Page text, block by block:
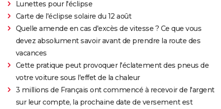
Lunettes pour l'éclipse
Carte de l'éclipse solaire du 12 août
Quelle amende en cas d'excès de vitesse ? Ce que vous
devez absolument savoir avant de prendre la route des
vacances
Cette pratique peut provoquer l'éclatement des pneus de
votre voiture sous l'effet de la chaleur
3 millions de Français ont commencé à recevoir de l'argent
sur leur compte, la prochaine date de versement est